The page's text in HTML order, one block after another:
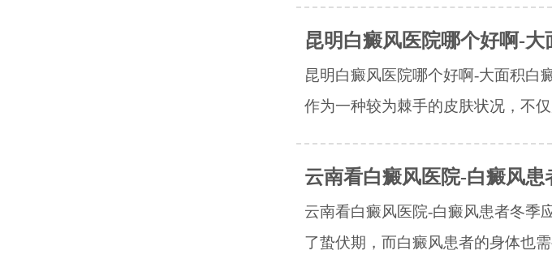
昆明白癜风医院哪个好啊-
昆明白癜风医院哪个好啊-大面积白
作为一种较为棘手的皮肤状况，不
云南看白癜风医院-白癜风
云南看白癜风医院-白癜风患者冬季
了蛰伏期，而白癜风患者的身体也